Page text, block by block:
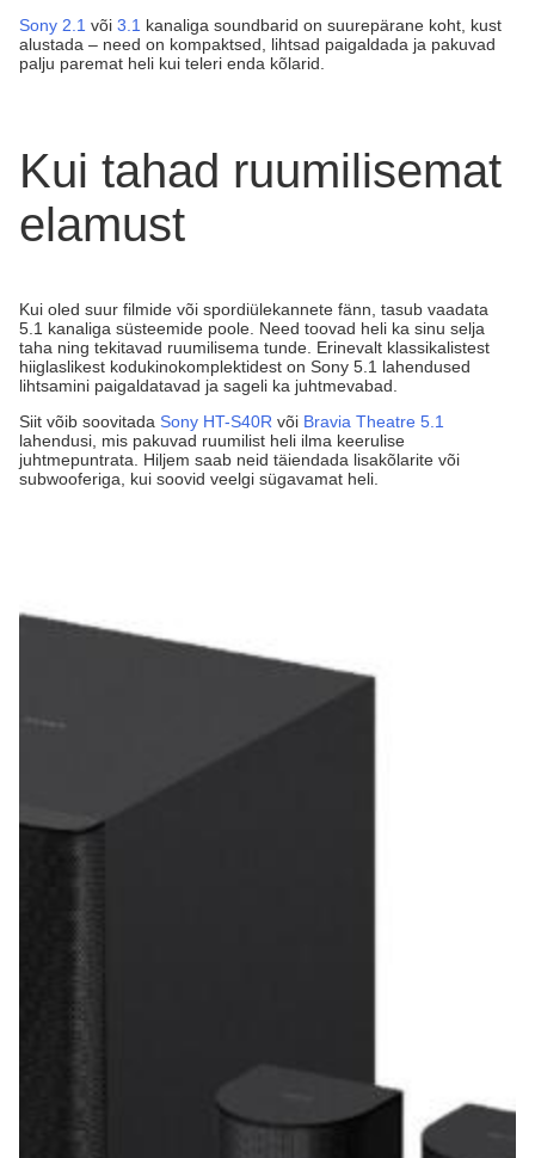
Sony 2.1 või 3.1 kanaliga soundbarid on suurepärane koht, kust
alustada – need on kompaktsed, lihtsad paigaldada ja pakuvad
palju paremat heli kui teleri enda kõlarid.
Kui tahad ruumilisemat
elamust
Kui oled suur filmide või spordiülekannete fänn, tasub vaadata
5.1 kanaliga süsteemide poole. Need toovad heli ka sinu selja
taha ning tekitavad ruumilisema tunde. Erinevalt klassikalistest
hiiglaslikest kodukinokomplektidest on Sony 5.1 lahendused
lihtsamini paigaldatavad ja sageli ka juhtmevabad.
Siit võib soovitada Sony HT-S40R või Bravia Theatre 5.1
lahendusi, mis pakuvad ruumilist heli ilma keerulise
juhtmepuntrata. Hiljem saab neid täiendada lisakõlarite või
subwooferiga, kui soovid veelgi sügavamat heli.